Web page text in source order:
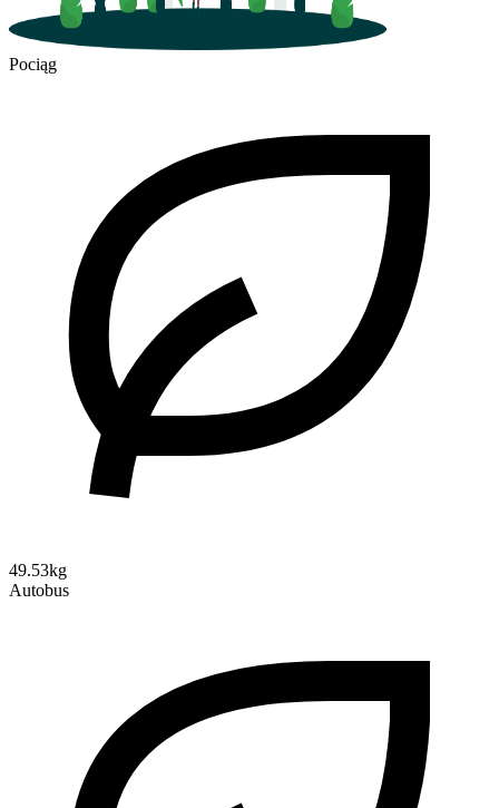
Pociąg
49.53kg
Autobus